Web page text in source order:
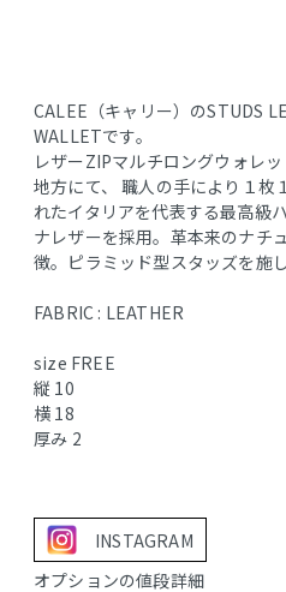
CALEE（キャリー）のSTUDS
WALLETです。
レザーZIPマルチロングウォレ
地方にて、 職人の手により１枚
れたイタリアを代表する最高級
ナレザーを採用。革本来のナチ
徴。ピラミッド型スタッズを施し
FABRIC : LEATHER
size FREE
縦 10
横 18
厚み 2
INSTAGRAM
オプションの値段詳細